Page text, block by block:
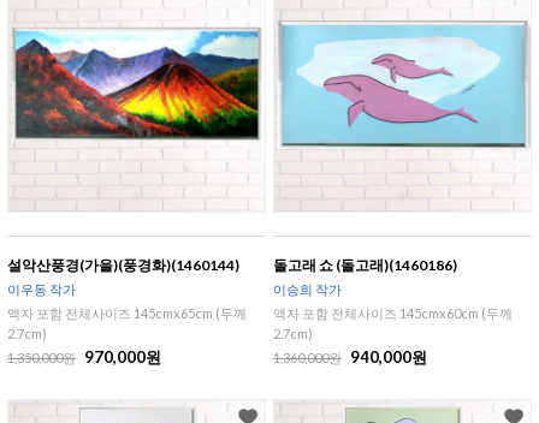
설악산풍경(가을)(풍경화)(1460144)
이우동 작가
액자 포함 전체사이즈 145cmx65cm (두께
2.7cm)
1,350,000원
970,000원
돌고래 쇼 (돌고래)(1460186)
이승희 작가
액자 포함 전체사이즈 145cmx60cm (두께
2.7cm)
1,360,000원
940,000원